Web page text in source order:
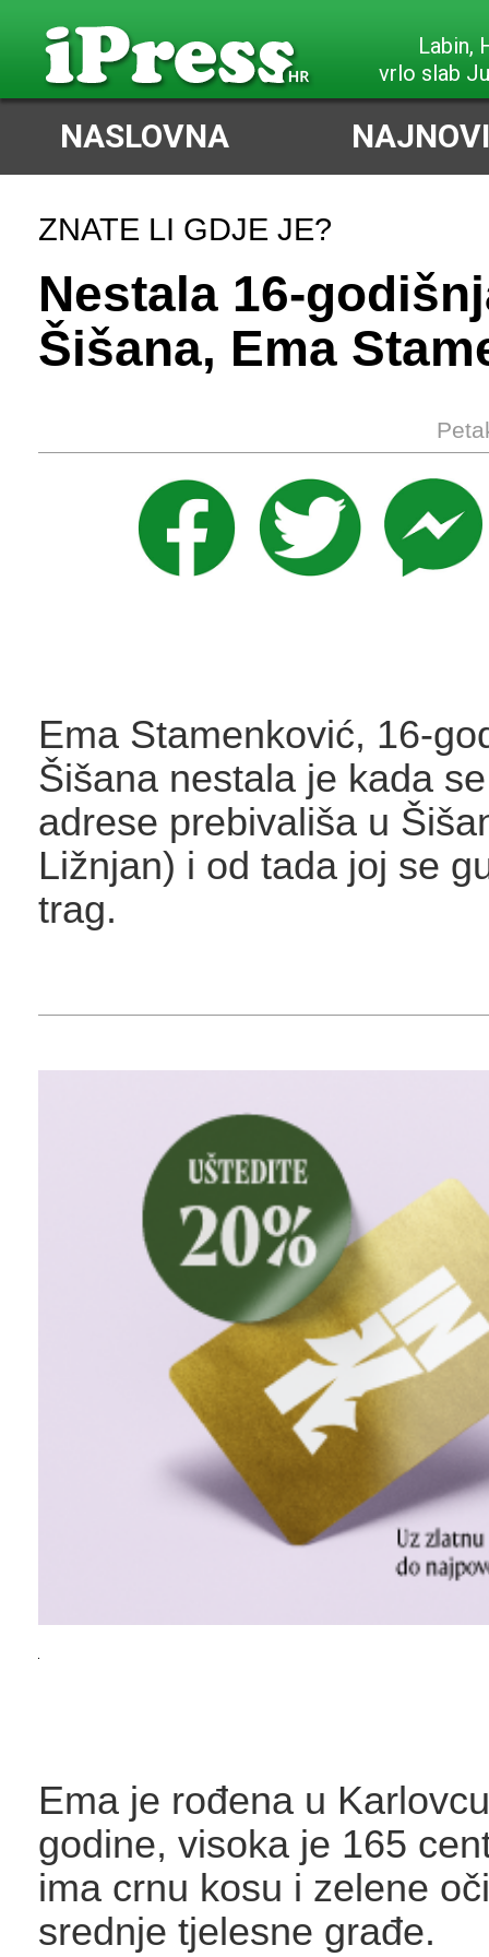
Labin,
vrlo slab
NASLOVNA
ZNATE LI GDJE JE?
Nestala 16-
Šišana, Ema
Ema Stamenković, 16-
Šišana nestala je kada
adrese prebivališa u
Ližnjan) i od tada joj se
trag.
Ema je rođena u
godine, visoka je 165
ima crnu kosu i zelene
srednje tjelesne građe.